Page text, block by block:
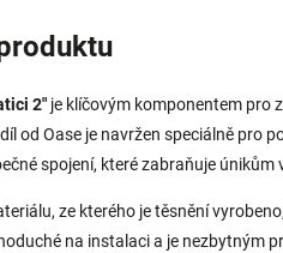
2" je klíčovým komponentem pro
od Oase je navržen speciálně pro
spojení, které zabraňuje únikům
ze kterého je těsnění
na instalaci a je nezbytným